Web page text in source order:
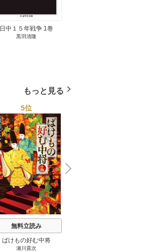
日中１５年戦争 1巻
黒羽清隆
もっと見る
5位
無料立読み
ばけもの好む中将
瀬川貴次
N
e
x
t